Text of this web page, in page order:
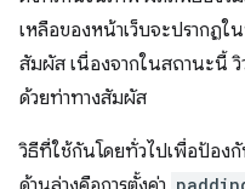
เหลือของหน้าเว็บจะปรากฏ
สัมผัส เนื่องจากในสถานะนี้
ด้วยท่าทางสัมผัส
วิธีที่ใช้กันโดยทั่วไปเพื่อป้อง